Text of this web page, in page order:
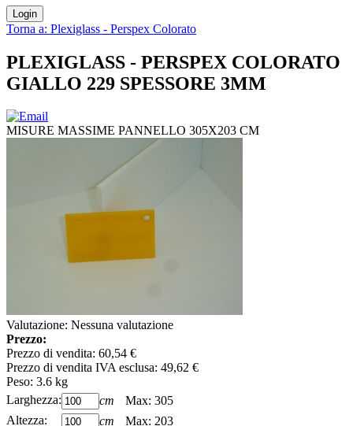
Torna a: Plexiglass - Perspex Colorato
PLEXIGLASS - PERSPEX COLORATO
GIALLO 229 SPESSORE 3MM
MISURE MASSIME PANNELLO 305X203 CM
Valutazione: Nessuna valutazione
Prezzo:
Prezzo di vendita: 60,54 €
Prezzo di vendita IVA esclusa: 49,62 €
Peso: 3.6 kg
Larghezza:
cm
Max: 305
Altezza:
cm Max: 203